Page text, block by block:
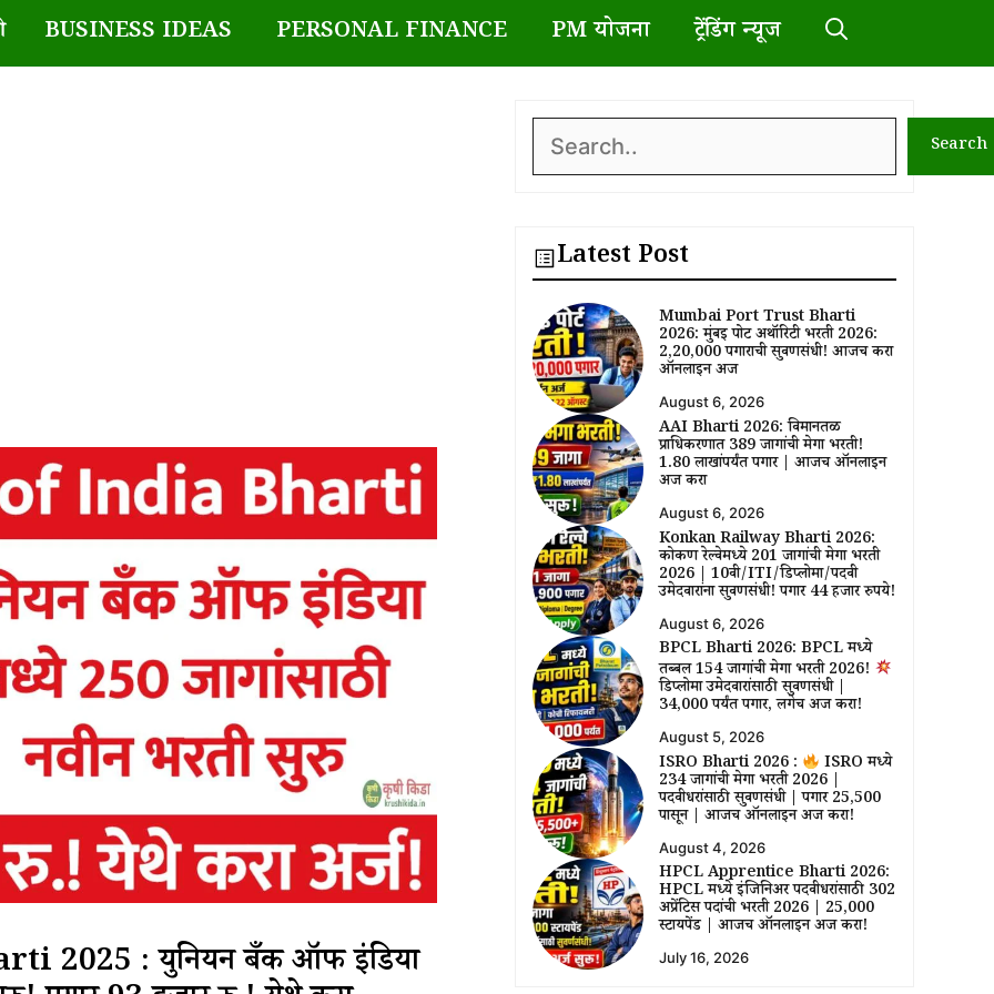
BUSINESS IDEAS PERSONAL FINANCE PM योजना ट्रेंडिंग न्यूज
2025 : युनियन बँक ऑफ इंडिया
Search Search
Latest Post
Mumbai Port Trust Bharti
2026: मुंबई पोर्ट अथॉरिटी भरती 2026:
₹2,20,000 पगाराची सुवर्णसंधी! आजच करा
ऑनलाईन अर्ज
August 6, 2026
AAI Bharti 2026: विमानतळ
प्राधिकरणात 389 जागांची मेगा भरती!
₹1.80 लाखांपर्यंत पगार | आजच ऑनलाईन
अर्ज करा
August 6, 2026
Konkan Railway Bharti 2026:
कोकण रेल्वेमध्ये 201 जागांची मेगा भरती
2026 | 10वी/ITI/डिप्लोमा/पदवी
उमेदवारांना सुवर्णसंधी! पगार 44 हजार रुपये!
August 6, 2026
BPCL Bharti 2026: BPCL मध्ये
तब्बल 154 जागांची मेगा भरती 2026!
डिप्लोमा उमेदवारांसाठी सुवर्णसंधी |
₹34,000 पर्यंत पगार, लगेच अर्ज करा!
August 5, 2026
ISRO Bharti 2026 : ISRO मध्ये
234 जागांची मेगा भरती 2026 |
पदवीधरांसाठी सुवर्णसंधी | पगार ₹25,500
पासून | आजच ऑनलाईन अर्ज करा!
August 4, 2026
HPCL Apprentice Bharti 2026:
HPCL मध्ये इंजिनिअर पदवीधरांसाठी 302
अप्रेंटिस पदांची भरती 2026 | ₹25,000
स्टायपेंड | आजच ऑनलाईन अर्ज करा!
July 16, 2026